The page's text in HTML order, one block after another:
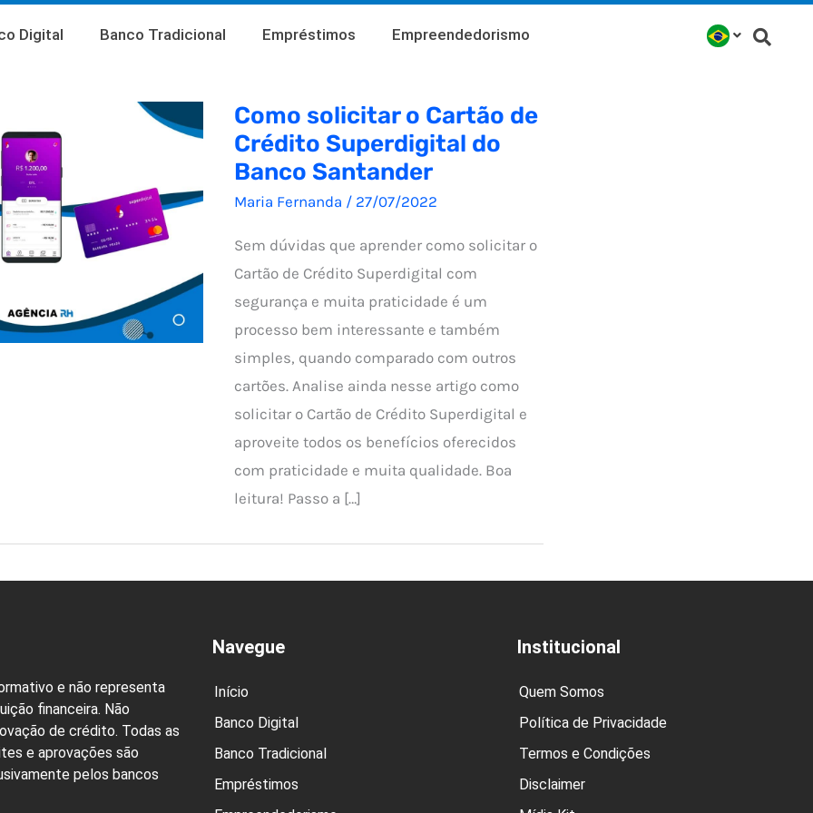
Digital Banco Tradicional Empréstimos Empreendedorismo
Como solicitar o Cartão de
Crédito Superdigital do
Banco Santander
Maria Fernanda / 27/07/2022
Sem dúvidas que aprender como solicitar o
Cartão de Crédito Superdigital com
segurança e muita praticidade é um
processo bem interessante e também
simples, quando comparado com outros
cartões. Analise ainda nesse artigo como
solicitar o Cartão de Crédito Superdigital e
aproveite todos os benefícios oferecidos
com praticidade e muita qualidade. Boa
leitura! Passo a […]
e não representa
financeira. Não
de crédito. Todas as
e aprovações são
pelos bancos
Navegue
Início
Banco Digital
Banco Tradicional
Empréstimos
Institucional
Quem Somos
Política de Privacidade
Termos e Condições
Disclaimer